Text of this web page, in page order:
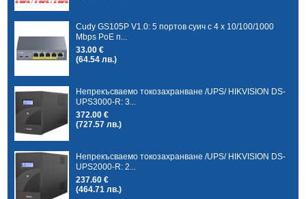
Cudy GS105P V1.0: 5 портов суич с 4 x 10/100/1000
Mbps PoE п...
33.00 €
(64.54 лв.)
Непрекъсваемо токозахранване /UPS/ HIKVISION DS-
UPS3000-R: 3...
372.00 €
(727.57 лв.)
Непрекъсваемо токозахранване /UPS/ HIKVISION DS-
UPS2000-R: 2...
237.60 €
(464.71 лв.)